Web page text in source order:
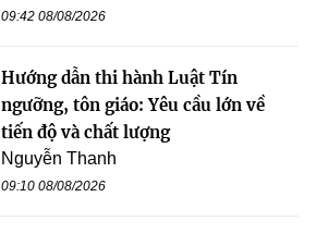
09:42 08/08/2026
Hướng dẫn thi hành Luật Tín
ngưỡng, tôn giáo: Yêu cầu lớn về
tiến độ và chất lượng
Nguyễn Thanh
09:10 08/08/2026